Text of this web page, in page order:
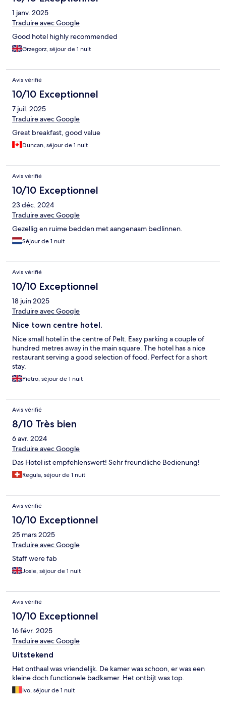
1 janv. 2025
Traduire avec Google
Good hotel highly recommended
Grzegorz, séjour de 1 nuit
Avis vérifié
10/10 Exceptionnel
7 juil. 2025
Traduire avec Google
Great breakfast, good value
Duncan, séjour de 1 nuit
Avis vérifié
10/10 Exceptionnel
23 déc. 2024
Traduire avec Google
Gezellig en ruime bedden met aangenaam bedlinnen.
Séjour de 1 nuit
Avis vérifié
10/10 Exceptionnel
18 juin 2025
Traduire avec Google
Nice town centre hotel.
Nice small hotel in the centre of Pelt. Easy parking a couple of
hundred metres away in the main square. The hotel has a nice
restaurant serving a good selection of food. Perfect for a short
stay.
Pietro, séjour de 1 nuit
Avis vérifié
8/10 Très bien
6 avr. 2024
Traduire avec Google
Das Hotel ist empfehlenswert! Sehr freundliche Bedienung!
Regula, séjour de 1 nuit
Avis vérifié
10/10 Exceptionnel
25 mars 2025
Traduire avec Google
Staff were fab
Josie, séjour de 1 nuit
Avis vérifié
10/10 Exceptionnel
16 févr. 2025
Traduire avec Google
Uitstekend
Het onthaal was vriendelijk. De kamer was schoon, er was een
kleine doch functionele badkamer. Het ontbijt was top.
Ivo, séjour de 1 nuit